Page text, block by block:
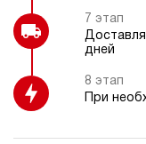
7 этап
дней
8 этап
При